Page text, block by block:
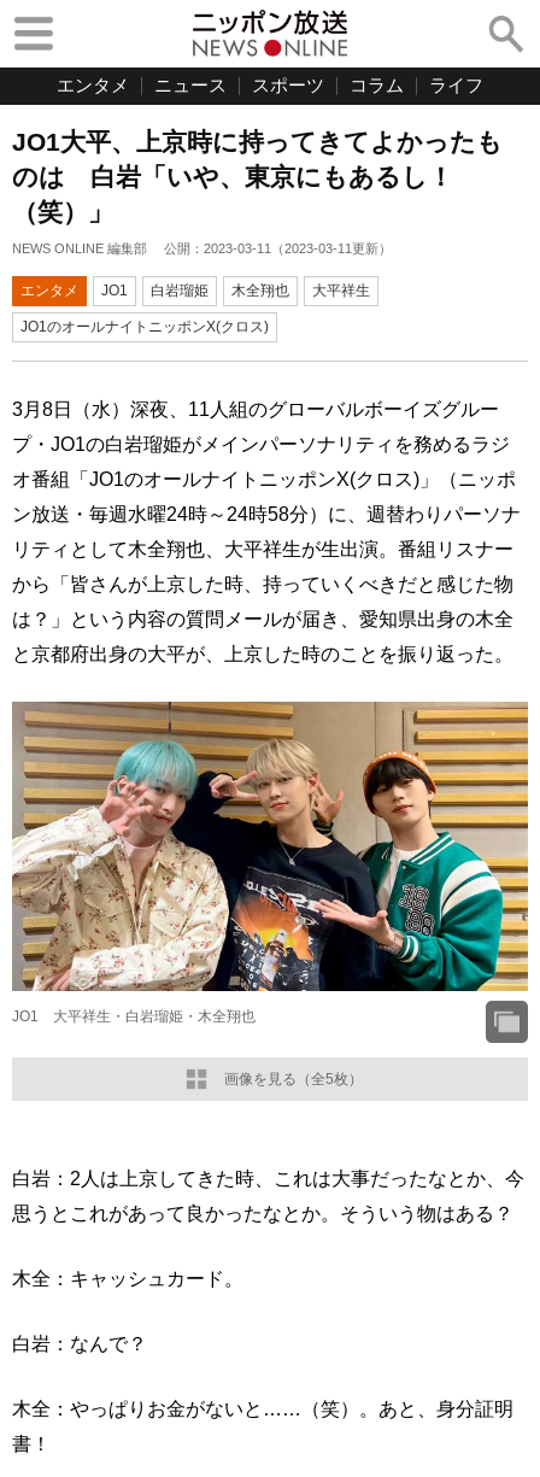
エンタメ ニュース スポーツ コラム ライフ
JO1大平、上京時に持ってきてよかったも
のは 白岩「いや、東京にもあるし！
（笑）」
NEWS ONLINE 編集部 公開： 2023-03-11 （2023-03-11更新）
エンタメ JO1 白岩瑠姫 木全翔也 大平祥生
JO1のオールナイトニッポンX(クロス)
3月8日（水）深夜、11人組のグローバルボーイズグルー
プ・JO1の白岩瑠姫がメインパーソナリティを務めるラジ
オ番組「JO1のオールナイトニッポンX(クロス)」（ニッポ
ン放送・毎週水曜24時～24時58分）に、週替わりパーソナ
リティとして木全翔也、大平祥生が生出演。番組リスナー
から「皆さんが上京した時、持っていくべきだと感じた物
は？」という内容の質問メールが届き、愛知県出身の木全
と京都府出身の大平が、上京した時のことを振り返った。
画像を見る（全5枚）
JO1 大平祥生・白岩瑠姫・木全翔也
白岩：2人は上京してきた時、これは大事だったなとか、今
思うとこれがあって良かったなとか。そういう物はある？
木全：キャッシュカード。
白岩：なんで？
木全：やっぱりお金がないと……（笑）。あと、身分証明
書！